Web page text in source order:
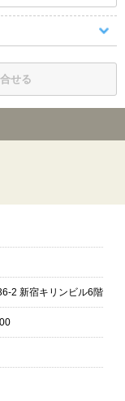
せる
2 新宿キリンビル6階